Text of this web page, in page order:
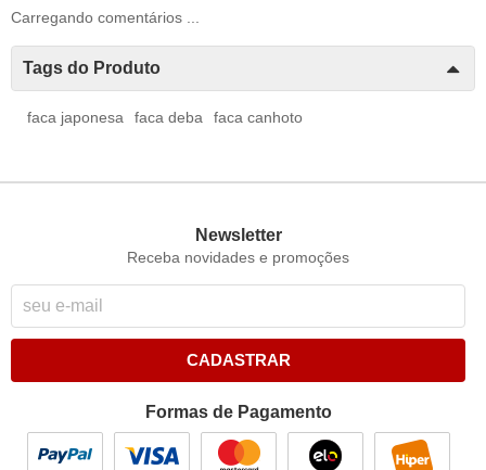
Carregando comentários ...
Tags do Produto
faca japonesa faca deba faca canhoto
Newsletter
Receba novidades e promoções
CADASTRAR
Formas de Pagamento